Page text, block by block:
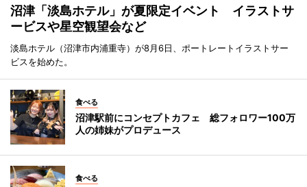
沼津「淡島ホテル」が夏限定イベント イラストサ
ービスや星空観望会など
淡島ホテル（沼津市内浦重寺）が8月6日、ポートレートイラストサー
ビスを始めた。
食べる
沼津駅前にコンセプトカフェ 総フォロワー100万
人の姉妹がプロデュース
食べる